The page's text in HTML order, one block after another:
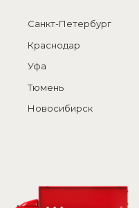
Санкт-Петербург
Краснодар
Уфа
Тюмень
Новосибирск